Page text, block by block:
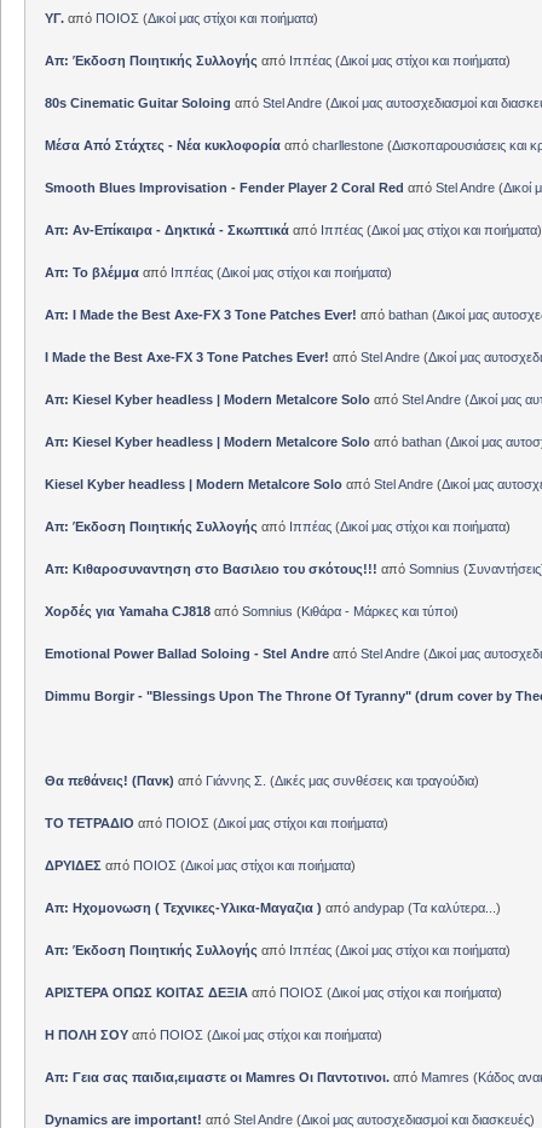
ΥΓ.από ΠΟΙΟΣ (Δικοί μας στίχοι και ποιήματα)
Απ: Έκδοση Ποιητικής Συλλογής από Ιππέας(Δικοί μας στίχοι και ποιήματα)
80s Cinematic Guitar Soloing από Stel Andre(Δικοί μας αυτοσχεδιασμοί και
Μέσα Από Στάχτες - Νέα κυκλοφορίααπό charllestone(Δισκοπαρουσιάσεις και
Smooth Blues Improvisation - Fender Player 2 Coral Red από Stel Andre(Δικοί
Απ: Αν-Επίκαιρα - Δηκτικά - Σκωπτικά από Ιππέας(Δικοί μας στίχοι και ποιήματα)
Απ: Το βλέμμα από Ιππέας(Δικοί μας στίχοι και ποιήματα)
Απ: I Made the Best Axe-FX 3 Tone Patches Ever! από bathan(Δικοί μας
I Made the Best Axe-FX 3 Tone Patches Ever! από Stel Andre(Δικοί μας
Απ: Kiesel Kyber headless | Modern Metalcore Solo από Stel Andre(Δικοί μας
Απ: Kiesel Kyber headless | Modern Metalcore Solo από bathan(Δικοί μας
Kiesel Kyber headless | Modern Metalcore Solo από Stel Andre(Δικοί μας
Απ: Έκδοση Ποιητικής Συλλογής από Ιππέας(Δικοί μας στίχοι και ποιήματα)
Απ: Κιθαροσυναντηση στο Βασιλειο του σκότους!!! από Somnius (Συναντήσεις
Χορδές για Yamaha CJ818από Somnius (Κιθάρα - Μάρκες και τύποι)
Emotional Power Ballad Soloing - Stel Andreαπό Stel Andre(Δικοί μας
Dimmu Borgir - "Blessings Upon The Throne Of Tyranny" (drum cover by
Θα πεθάνεις! (Πανκ) από Γιάννης Σ. (Δικές μας συνθέσεις και τραγούδια)
ΤΟ ΤΕΤΡΑΔΙΟ από ΠΟΙΟΣ (Δικοί μας στίχοι και ποιήματα)
ΔΡΥΙΔΕΣ από ΠΟΙΟΣ (Δικοί μας στίχοι και ποιήματα)
Απ: Ηχομονωση ( Τεχνικες-Υλικα-Μαγαζια ) από andypap(Τα καλύτερα... )
Απ: Έκδοση Ποιητικής Συλλογής από Ιππέας(Δικοί μας στίχοι και ποιήματα)
ΑΡΙΣΤΕΡΑ ΟΠΩΣ ΚΟΙΤΑΣ ΔΕΞΙΑαπό ΠΟΙΟΣ (Δικοί μας στίχοι και ποιήματα)
Η ΠΟΛΗ ΣΟΥαπό ΠΟΙΟΣ (Δικοί μας στίχοι και ποιήματα)
Απ: Γεια σας παιδια,ειμαστε οι Mamres Οι Παντοτινοι.από Mamres (Κάδος
Dynamics are important! από Stel Andre(Δικοί μας αυτοσχεδιασμοί και διασκευές)